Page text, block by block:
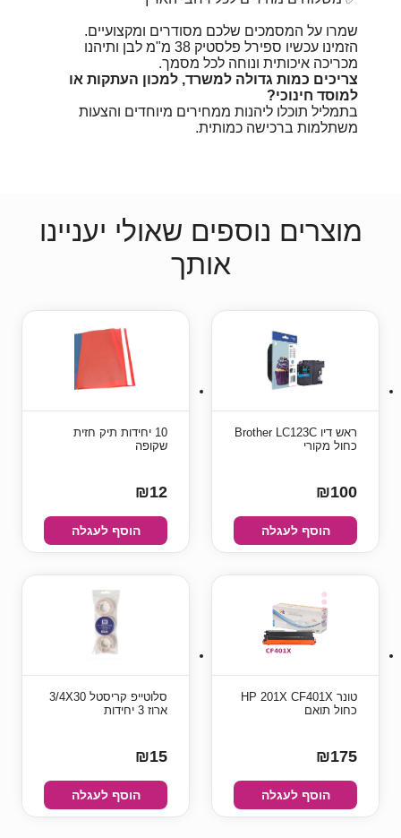
שמרו על המסמכים שלכם מסודרים ומקצועיים.
הזמינו עכשיו ספירל פלסטיק 38 מ"מ לבן ותיהנו
מכריכה איכותית ונוחה לכל מסמך.
צריכים כמות גדולה למשרד, למכון העתקות או
למוסד חינוכי?
בתמליל תוכלו ליהנות ממחירים מיוחדים והצעות
משתלמות ברכישה כמותית.
מוצרים נוספים שאולי יעניינו
אותך
ראש דיו Brother LC123C
כחול מקורי
₪100
הוסף לעגלה
10 יחידות תיק חזית
שקופה
₪12
הוסף לעגלה
טונר HP 201X CF401X
כחול תואם
₪175
הוסף לעגלה
סלוטייפ קריסטל 3/4X30
ארוז 3 יחידות
₪15
הוסף לעגלה